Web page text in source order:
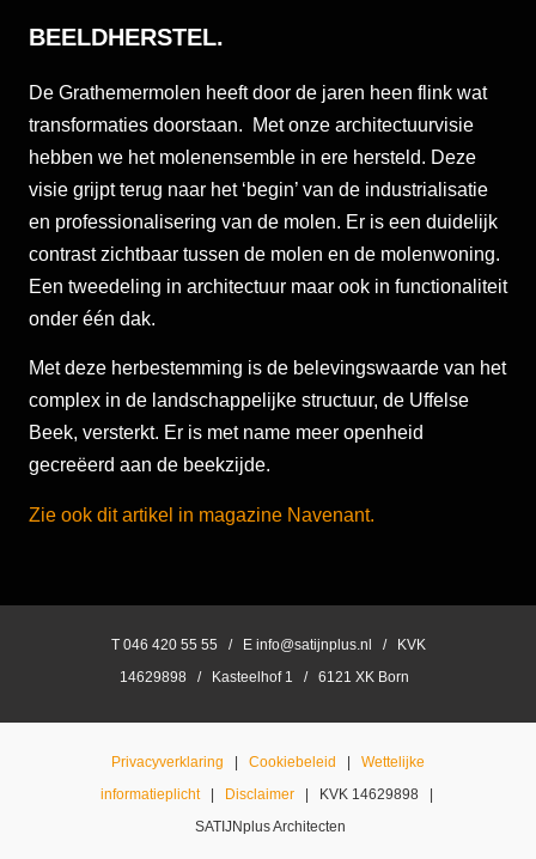
BEELDHERSTEL.
De Grathemermolen heeft door de jaren heen flink wat
transformaties doorstaan. Met onze architectuurvisie
hebben we het molenensemble in ere hersteld. Deze
visie grijpt terug naar het ‘begin’ van de industrialisatie
en professionalisering van de molen. Er is een duidelijk
contrast zichtbaar tussen de molen en de molenwoning.
Een tweedeling in architectuur maar ook in functionaliteit
onder één dak.
Met deze herbestemming is de belevingswaarde van het
complex in de landschappelijke structuur, de Uffelse
Beek, versterkt. Er is met name meer openheid
gecreëerd aan de beekzijde.
Zie ook dit artikel in magazine Navenant.
T 046 420 55 55 / E info@satijnplus.nl / KVK
14629898 / Kasteelhof 1 / 6121 XK Born
Privacyverklaring Cookiebeleid
Wettelijke
informatieplicht| Disclaimer| KVK 14629898 |
SATIJNplus Architecten